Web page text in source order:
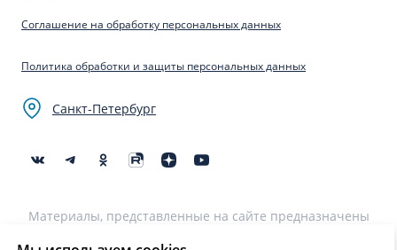
Соглашение на обработку персональных данных
Политика обработки и защиты персональных данных
Санкт-Петербург
Материалы, представленные на сайте предназначены